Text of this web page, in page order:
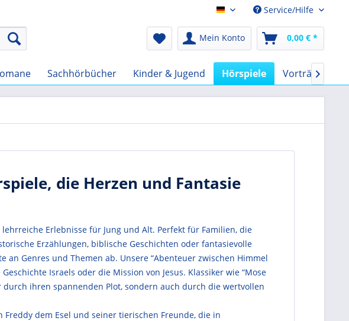
Audio-Book EURService/Hilfe
Mein Konto 0,00 € *
Sachhörbücher Kinder & Jugend Hörspiele Vorträge

die Herzen und Fantasie
Erlebnisse für Jung und Alt. Perfekt für Familien, die
Erzählungen, biblische Geschichten oder fantasievolle
an Genres und Themen ab. Unsere “Abenteuer zwischen Himmel
Israels oder die Mission von Jesus. Klassiker wie “Mose
durch ihren spannenden Plot, sondern auch durch die wertvollen
dem Esel und seiner tierischen Freunde, die in